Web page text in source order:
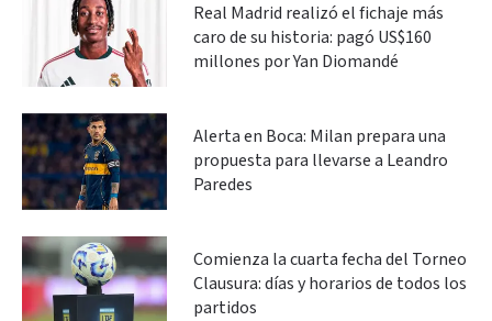
Real Madrid realizó el fichaje más
caro de su historia: pagó US$160
millones por Yan Diomandé
Alerta en Boca: Milan prepara una
propuesta para llevarse a Leandro
Paredes
Comienza la cuarta fecha del Torneo
Clausura: días y horarios de todos los
partidos